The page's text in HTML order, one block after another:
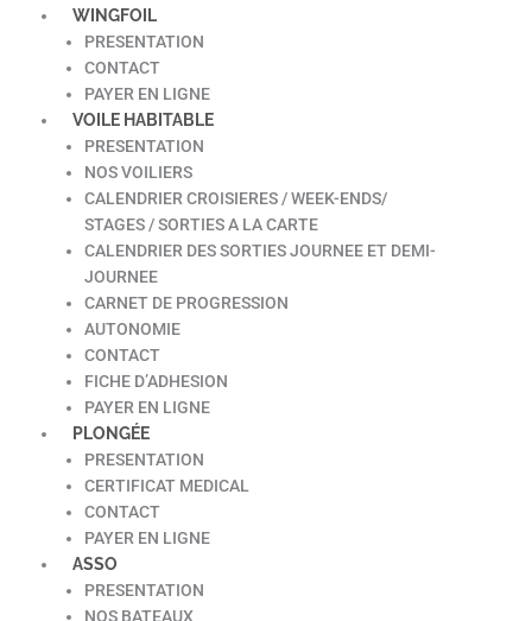
WINGFOIL
PRESENTATION
CONTACT
PAYER EN LIGNE
VOILE HABITABLE
PRESENTATION
NOS VOILIERS
CALENDRIER CROISIERES / WEEK-ENDS/
STAGES / SORTIES A LA CARTE
CALENDRIER DES SORTIES JOURNEE ET DEMI-
JOURNEE
CARNET DE PROGRESSION
AUTONOMIE
CONTACT
FICHE D’ADHESION
PAYER EN LIGNE
PLONGÉE
PRESENTATION
CERTIFICAT MEDICAL
CONTACT
PAYER EN LIGNE
ASSO
PRESENTATION
NOS BATEAUX